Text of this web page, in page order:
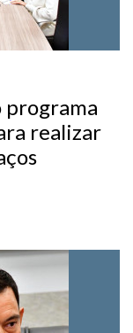
programa
realizar